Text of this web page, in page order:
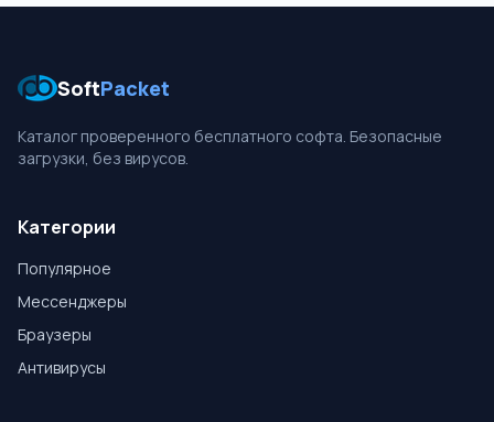
SoftPacket
Каталог проверенного бесплатного софта. Безопасные
загрузки, без вирусов.
Категории
Популярное
Мессенджеры
Браузеры
Антивирусы